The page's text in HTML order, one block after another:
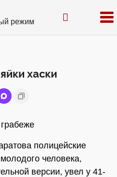
режим
хаски
полицейские
человека,
версии, увел у 41-